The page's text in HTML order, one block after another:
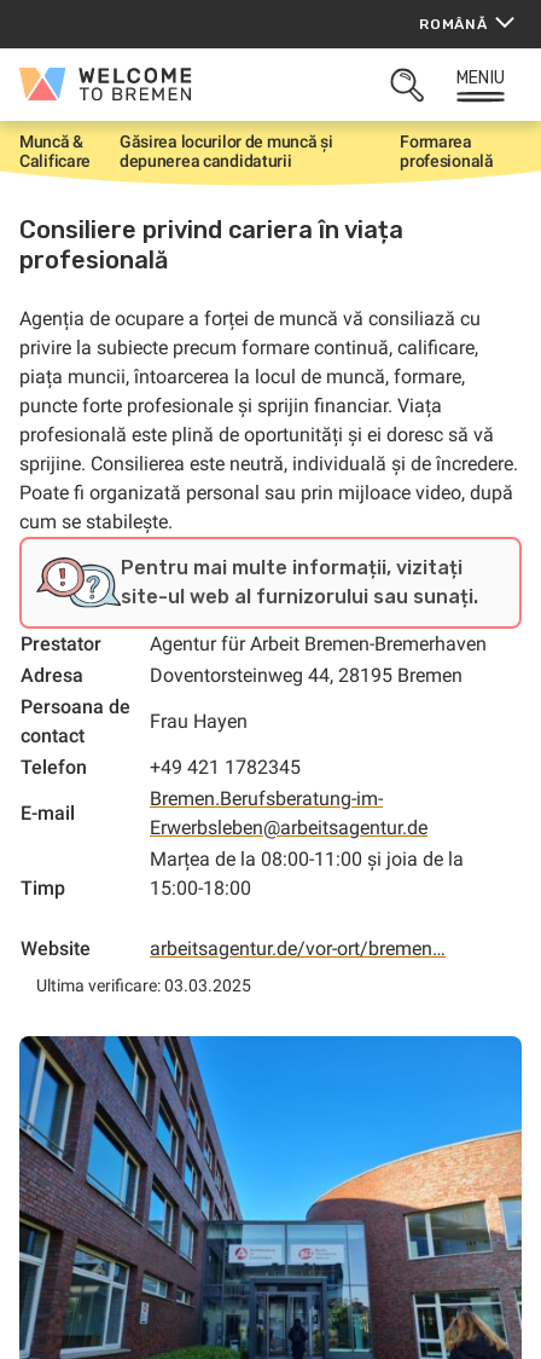
conținut
ROMÂNĂ
Welcome
Bremen
CĂUTARE
MENIU
P
r
m
a
p
a
i
ă
Muncă &
Calificare
Găsirea locurilor de muncă și
depunerea candidaturii
Formarea
profesională
Consiliere privind cariera în viața
profesională
Agenția de ocupare a forței de muncă vă consiliază cu
privire la subiecte precum formare continuă, calificare,
piața muncii, întoarcerea la locul de muncă, formare,
puncte forte profesionale și sprijin financiar. Viața
profesională este plină de oportunități și ei doresc să vă
sprijine. Consilierea este neutră, individuală și de încredere.
Poate fi organizată personal sau prin mijloace video, după
cum se stabilește.
Pentru mai multe informații, vizitați
site-ul web al furnizorului sau sunați.
Prestator
Agentur für Arbeit Bremen-Bremerhaven
Adresa
Doventorsteinweg 44, 28195 Bremen
Persoana de
contact
Frau Hayen
Telefon
+49 421 1782345
E-mail
Bremen.Berufsberatung-im-
Erwerbsleben@arbeitsagentur.de
Timp
Marțea de la 08:00-11:00 și joia de la
15:00-18:00
Website arbeitsagentur.de/vor-ort/bremen…
Ultima verificare: 03.03.2025